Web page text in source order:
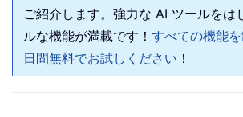
ご紹介します。強力な AI ツールをは
ルな機能が満載です！ すべての機能
日間無料でお試しください ！